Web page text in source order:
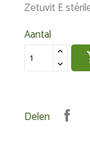
Zetuvit E
Aantal
Delen